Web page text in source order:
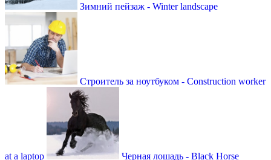
Зимний пейзаж - Winter landscape
Строитель за ноутбуком - Construction worker
at a laptop Черная лошадь - Black Horse